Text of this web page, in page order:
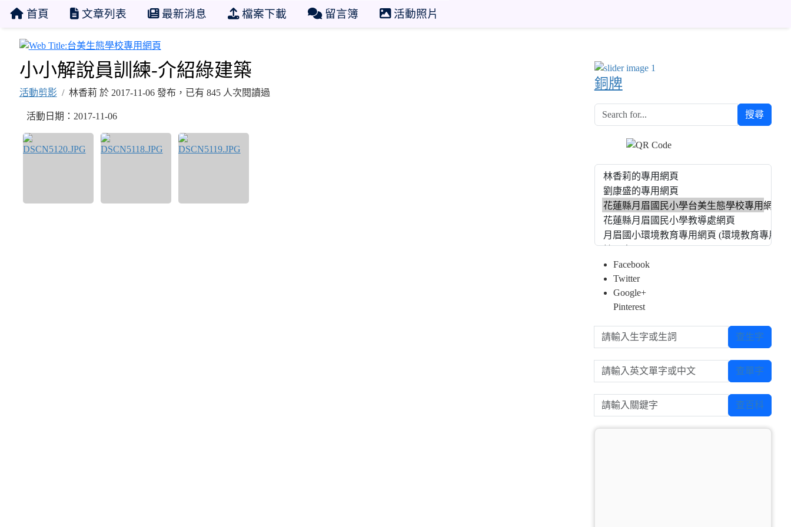
首頁 文章列表 最新消息 檔案下載 留言簿 活動照片
台美生態學校專用網頁
小小解說員訓練-介紹綠建築
活動剪影 林香莉 於 2017-11-06 發布，已有 845 人次閱讀過
活動日期：2017-11-06
銅牌
搜尋
Facebook
Twitter
Google+
Pinterest
請輸入生字或生詞 查生字
請輸入英文單字或中文 查單字
請輸入關鍵字 查百科